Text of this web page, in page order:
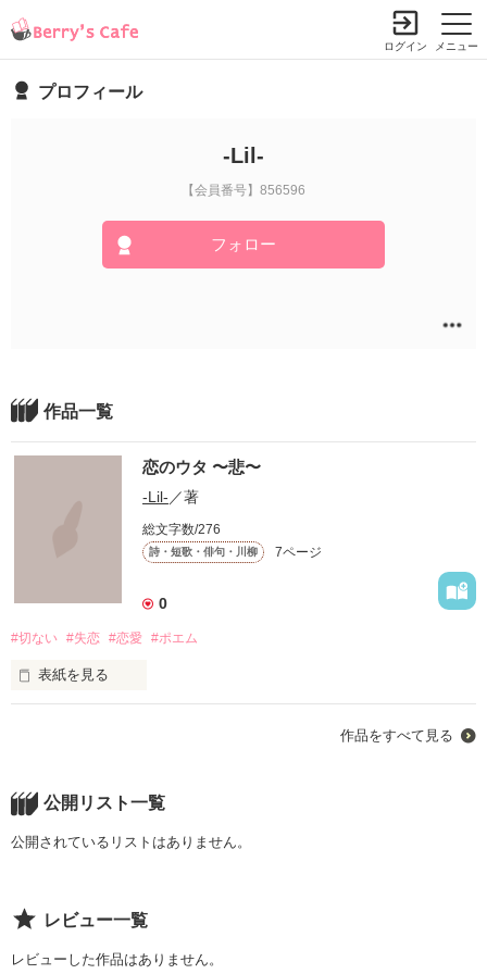
メニュー
ログイン
プロフィール
-Lil-
【会員番号】856596
フォロー
作品一覧
恋のウタ 〜悲〜
-Lil- ／著
総文字数/276
詩・短歌・俳句・川柳 7ページ
0
#切ない #失恋 #恋愛 #ポエム
表紙を見る
作品をすべて見る
公開リスト一覧
公開されているリストはありません。
レビュー一覧
レビューした作品はありません。